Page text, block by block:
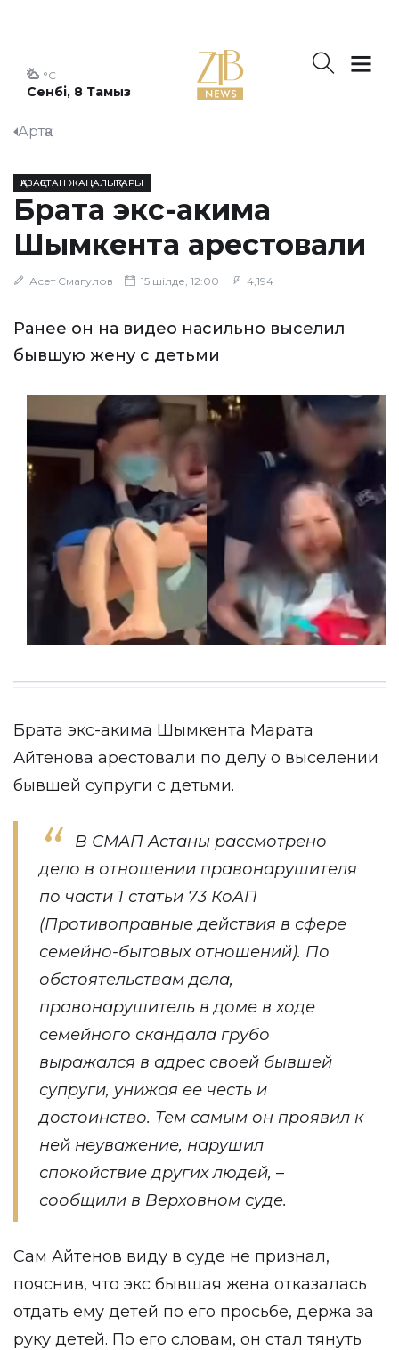
Сенбі, 8 Тамыз
°C
Артқа
ҚАЗАҚСТАН ЖАҢАЛЫҚТАРЫ
Брата экс-акима
Шымкента арестовали
Асет Смагулов 15 шілде, 12:00 4,194
Ранее он на видео насильно выселил
бывшую жену с детьми
Брата экс-акима Шымкента Марата
Айтенова арестовали по делу о выселении
бывшей супруги с детьми.
В СМАП Астаны рассмотрено
дело в отношении правонарушителя
по части 1 статьи 73 КоАП
(Противоправные действия в сфере
семейно-бытовых отношений). По
обстоятельствам дела,
правонарушитель в доме в ходе
семейного скандала грубо
выражался в адрес своей бывшей
супруги, унижая ее честь и
достоинство. Тем самым он проявил к
ней неуважение, нарушил
спокойствие других людей, –
сообщили в Верховном суде.
Сам Айтенов виду в суде не признал,
пояснив, что экс бывшая жена отказалась
отдать ему детей по его просьбе, держа за
руку детей. По его словам, он стал тянуть